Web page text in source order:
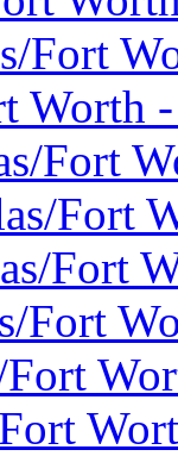
Fort
Worth
Fort
Fort
Fort
Fort